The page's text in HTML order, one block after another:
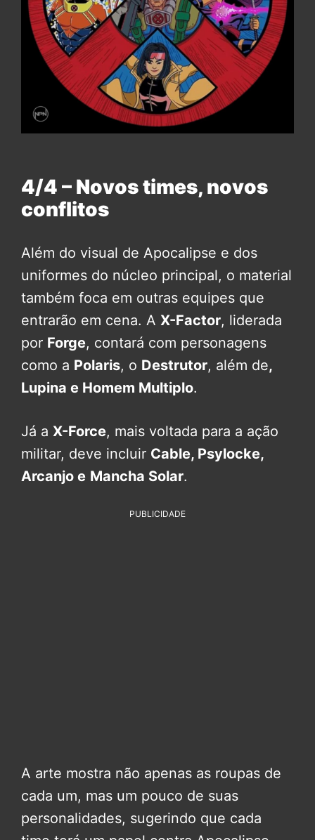
4/4 – Novos times, novos
conflitos
Além do visual de Apocalipse e dos
uniformes do núcleo principal, o material
também foca em outras equipes que
entrarão em cena. A X-Factor, liderada
por Forge, contará com personagens
como a Polaris, o Destrutor, além de,
Lupina e Homem Multiplo.
Já a X-Force, mais voltada para a ação
militar, deve incluir Cable, Psylocke,
Arcanjo e Mancha Solar.
PUBLICIDADE
A arte mostra não apenas as roupas de
cada um, mas um pouco de suas
personalidades, sugerindo que cada